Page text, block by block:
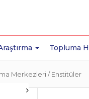
Topluma
Merkezleri / Enstitüler